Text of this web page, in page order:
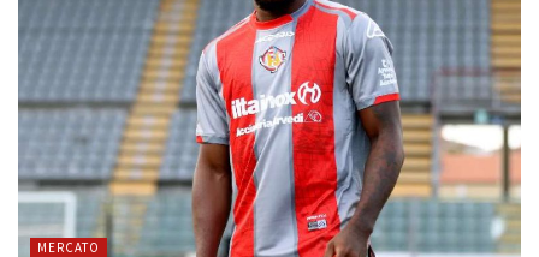
MERCATO